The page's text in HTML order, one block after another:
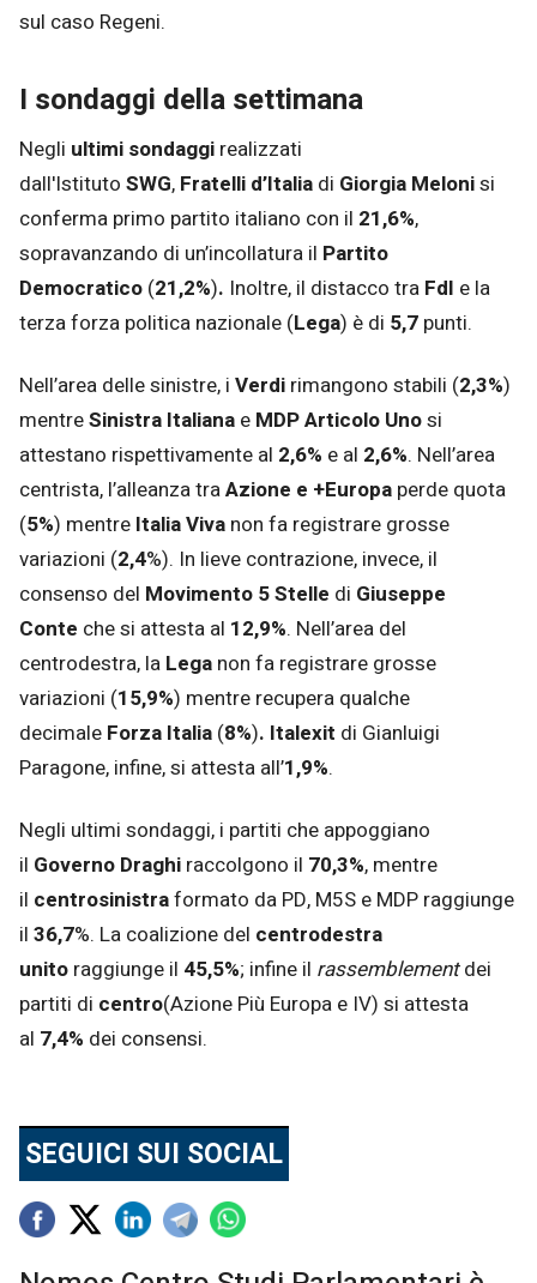
sul caso Regeni.
I sondaggi della settimana
Negli ultimi sondaggi realizzati
dall'Istituto SWG, Fratelli d’Italia di Giorgia Melonisi
conferma primo partito italiano con il 21,6%,
sopravanzando di un’incollatura il Partito
Democratico (21,2%). Inoltre, il distacco tra FdI e la
terza forza politica nazionale (Lega) è di 5,7 punti.
Nell’area delle sinistre, i Verdi rimangono stabili (2,3%)
mentreSinistra Italiana e MDP Articolo Unosi
attestano rispettivamente al 2,6% e al 2,6%. Nell’area
centrista, l’alleanza traAzione e +Europa perde quota
(5%) mentre Italia Viva non fa registrare grosse
variazioni (2,4%). In lieve contrazione, invece, il
consenso del Movimento 5 Stelle di Giuseppe
Conte che si attesta al 12,9%. Nell’area del
centrodestra, la Lega non fa registrare grosse
variazioni (15,9%) mentre recupera qualche
decimale Forza Italia (8%). Italexit di Gianluigi
Paragone, infine, si attesta all’1,9%.
Negli ultimi sondaggi, i partiti che appoggiano
il Governo Draghi raccolgono il 70,3%, mentre
il centrosinistraformato da PD, M5S e MDP raggiunge
il 36,7%. La coalizione del centrodestra
unito raggiunge il 45,5%; infine il rassemblementdei
partiti di centro(Azione Più Europa e IV) si attesta
al 7,4% dei consensi.
SEGUICI SUI SOCIAL